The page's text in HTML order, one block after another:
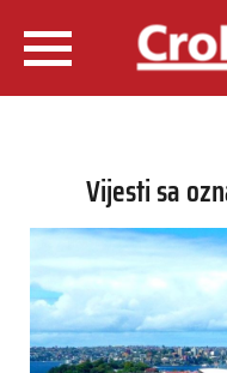
Vijesti sa